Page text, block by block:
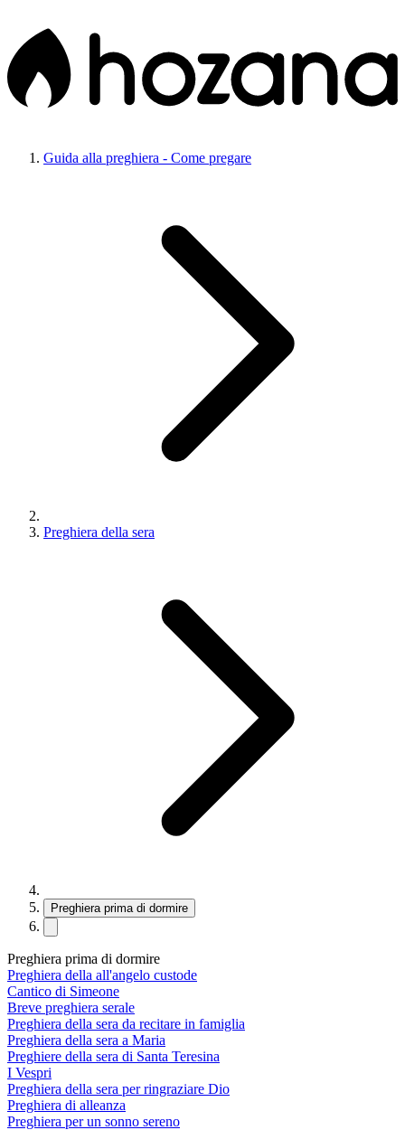
Guida alla preghiera - Come pregare
Preghiera della sera
Preghiera prima di dormire
Preghiera prima di dormire
Preghiera della all'angelo custode
Cantico di Simeone
Breve preghiera serale
Preghiera della sera da recitare in famiglia
Preghiera della sera a Maria
Preghiere della sera di Santa Teresina
I Vespri
Preghiera della sera per ringraziare Dio
Preghiera di alleanza
Preghiera per un sonno sereno